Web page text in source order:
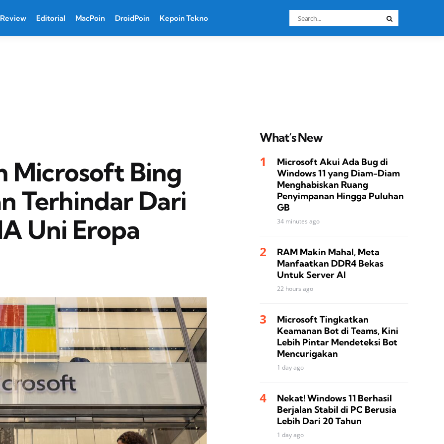
Review Editorial MacPoin DroidPoin Kepoin Tekno
Search
for:
Microsoft Bing
Terhindar Dari
Uni Eropa
What’s New
Microsoft Akui Ada Bug di
Windows 11 yang Diam-Diam
Menghabiskan Ruang
Penyimpanan Hingga Puluhan
GB
34 minutes ago
RAM Makin Mahal, Meta
Manfaatkan DDR4 Bekas
Untuk Server AI
22 hours ago
Microsoft Tingkatkan
Keamanan Bot di Teams, Kini
Lebih Pintar Mendeteksi Bot
Mencurigakan
1 day ago
Nekat! Windows 11 Berhasil
Berjalan Stabil di PC Berusia
Lebih Dari 20 Tahun
1 day ago